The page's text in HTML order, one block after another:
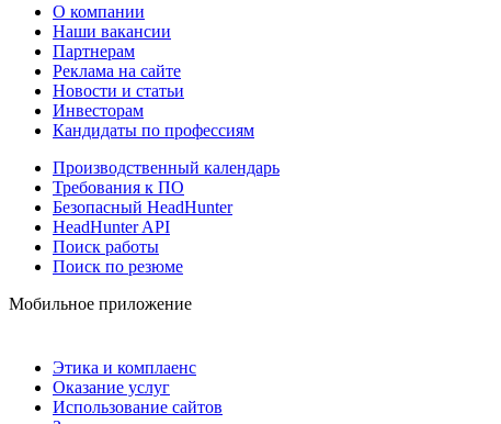
О компании
Наши вакансии
Партнерам
Реклама на сайте
Новости и статьи
Инвесторам
Кандидаты по профессиям
Производственный календарь
Требования к ПО
Безопасный HeadHunter
HeadHunter API
Поиск работы
Поиск по резюме
Мобильное приложение
Этика и комплаенс
Оказание услуг
Использование сайтов